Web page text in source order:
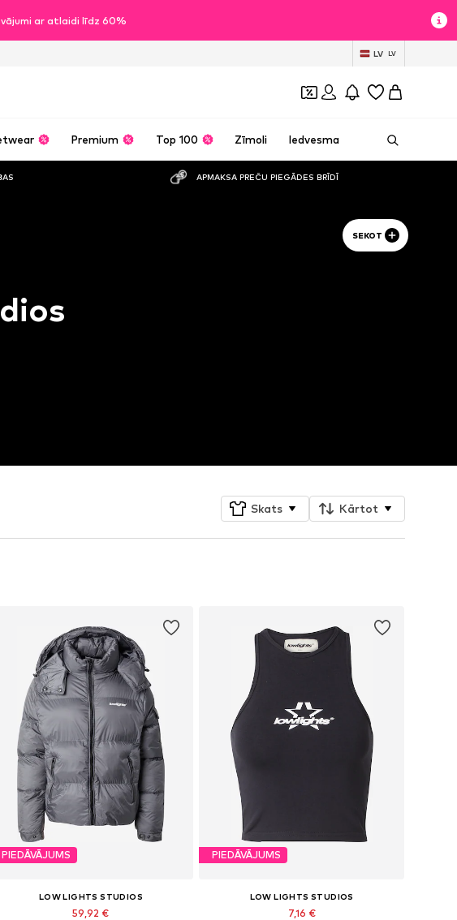
ar atlaidi līdz 60%
LV LV
Premium Top 100 Zīmoli Iedvesma
APMAKSA PREČU PIEGĀDES BRĪDĪ
SEKOT
Skats Kārtot
PIEDĀVĀJUMS
LOW LIGHTS STUDIOS
59,92 €
PIEDĀVĀJUMS
LOW LIGHTS STUDIOS
7,16 €